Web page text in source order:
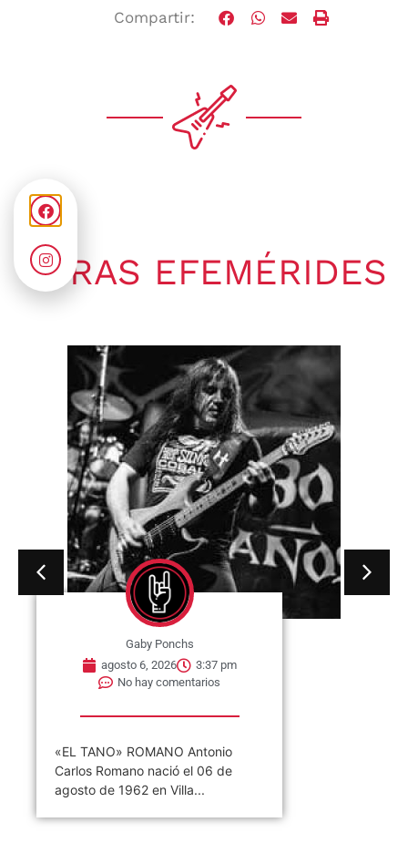
Compartir:
OTRAS EFEMÉRIDES
Gaby Ponchs
agosto 6, 2026
3:37 pm
No hay comentarios
«EL TANO» ROMANO Antonio
Carlos Romano nació el 06 de
agosto de 1962 en Villa...